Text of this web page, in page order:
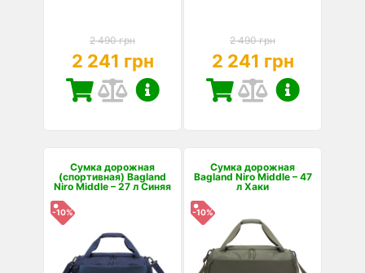
2 490 грн
2 241 грн
2 490 грн
2 241 грн
Сумка дорожная
(спортивная) Bagland
Niro Middle – 27 л Синяя
-10%
Сумка дорожная
Bagland Niro Middle – 47
л Хаки
-10%